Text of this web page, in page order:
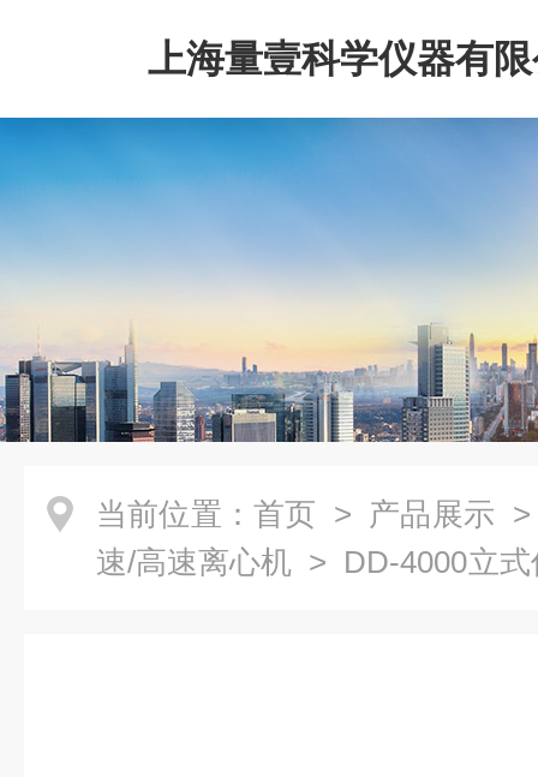
上海量壹科学仪器有
当前位置： 首页 > 产品展示
速/高速离心机 > DD-4000立